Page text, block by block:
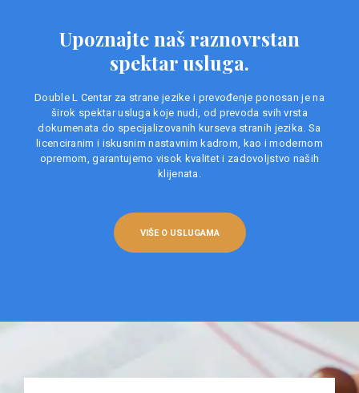
Upoznajte naš raznovrstan
spektar usluga.
Double L Centar za strane jezike i prevođenje ponosan je na
širok spektar usluga koje nudi, od prevoda svih vrsta
dokumenata do specijalizovanih kurseva stranih jezika. Sa
licenciranim i iskusnim nastavnim kadrom, kao i modernom
opremom, garantujemo visok kvalitet i zadovoljstvo naših
klijenata.
VIŠE O USLUGAMA